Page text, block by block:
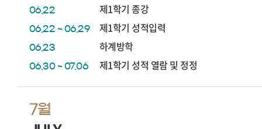
06.22 제1학기 종강
06.22 ~ 06.29 제1학기 성적입력
06.23 하계방학
06.30 ~ 07.06 제1학기 성적 열람 및 정정
7월